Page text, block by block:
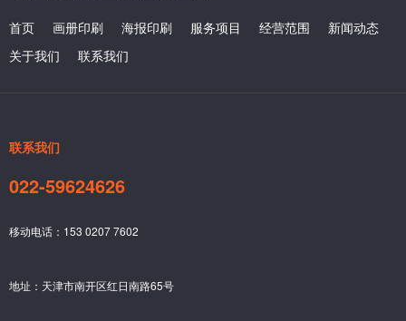
首页 画册印刷 海报印刷 服务项目 经营范围
新闻动态
关于我们
联系我们
联系我们
022-59624626
移动电话：153 0207 7602
地址：天津市南开区红日南路65号